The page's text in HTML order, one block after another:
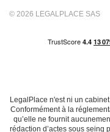
© 2026 LEGALPLACE SAS
LegalPlace n'est ni un
Conformément à la
qu’elle ne fournit
rédaction d’actes sous seing